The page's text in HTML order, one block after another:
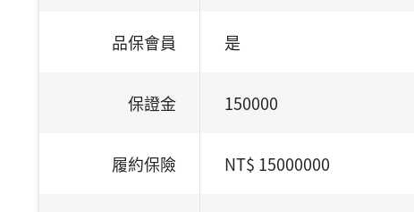
品保會員 是
保證金 150000
履約保險 NT$ 15000000